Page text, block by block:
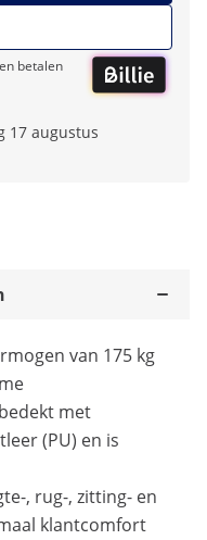
betalen
17 augustus
van 175 kg
met
(PU) en is
, rug-, zitting- en
klantcomfort